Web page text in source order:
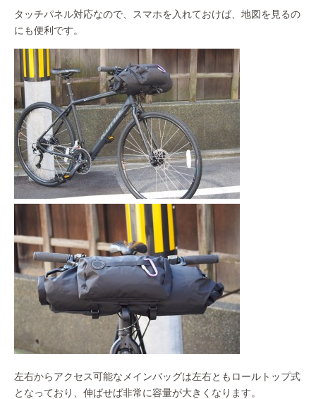
タッチパネル対応なので、スマホを入れておけば、地図を見るの
にも便利です。
左右からアクセス可能なメインバッグは左右ともロールトップ式
となっており、伸ばせば非常に容量が大きくなります。